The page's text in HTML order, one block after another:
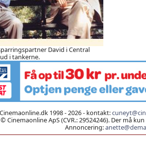
David i Central
i tankerne.
1998 - 2026 - kontakt:
Cinemaonline ApS (CVR.: 29524246). Der må
Annoncering: